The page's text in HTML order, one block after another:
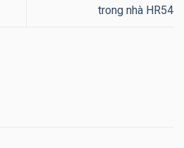
trong nhà HR54